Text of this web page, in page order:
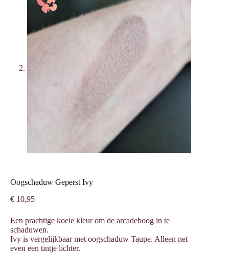
Oogschaduw Geperst Ivy
€ 10,95
Een prachtige koele kleur om de arcadeboog in te
schaduwen.
Ivy is vergelijkbaar met oogschaduw Taupe. Alleen net
even een tintje lichter.